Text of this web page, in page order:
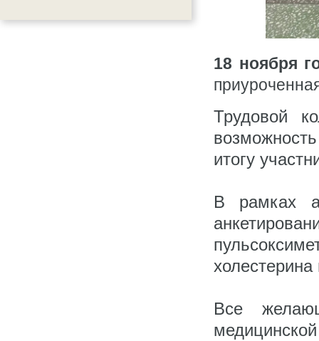
18 ноября
Трудовой
итогу
В рамках
Все